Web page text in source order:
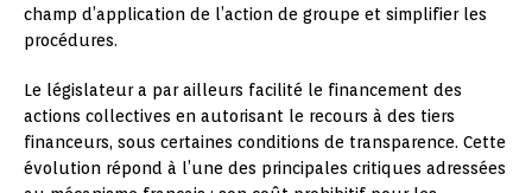
champ d’application de l’action de groupe et simplifier les
procédures.
Le législateur a par ailleurs facilité le financement des
actions collectives en autorisant le recours à des tiers
financeurs, sous certaines conditions de transparence. Cette
évolution répond à l’une des principales critiques adressées